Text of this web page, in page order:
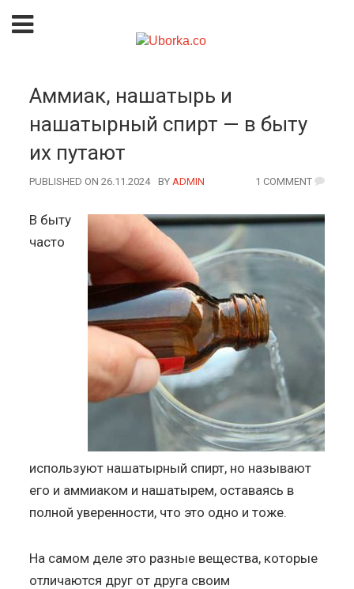
Аммиак, нашатырь и
нашатырный спирт — в быту
их путают
PUBLISHED ON 26.11.2024 BY AUTHOR
ADMIN 1 COMMENT
В быту
часто
используют нашатырный спирт, но называют
его и аммиаком и нашатырем, оставаясь в
полной уверенности, что это одно и тоже.
На самом деле это разные вещества, которые
отличаются друг от друга своим